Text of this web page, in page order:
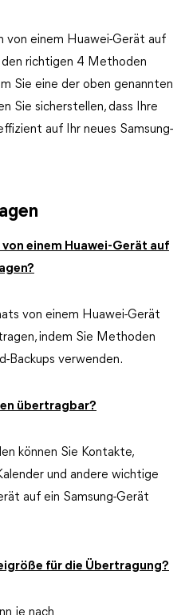
von einem Huawei-Gerät auf
den richtigen 4 Methoden
Sie eine der oben genannten
Sie sicherstellen, dass Ihre
auf Ihr neues Samsung-
einem Huawei-Gerät auf
von einem Huawei-Gerät
indem Sie Methoden
Backups verwenden.
übertragbar?
können Sie Kontakte,
und andere wichtige
auf ein Samsung-Gerät
für die Übertragung?